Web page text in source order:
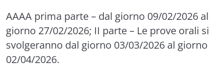
AAAA prima parte– dal giorno 09/02/2026 al
giorno 27/02/2026; II parte– Le prove orali si
svolgeranno dal giorno 03/03/2026 al giorno
02/04/2026.